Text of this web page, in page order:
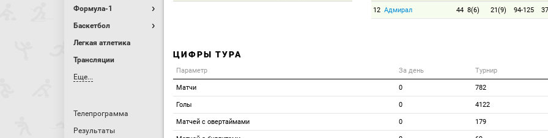
Формула-1
Баскетбол
Легкая атлетика
Трансляции
Еще...
Телепрограмма
Результаты
12 Адмирал 44 8(6) 21(9) 94-125 37
ЦИФРЫ ТУРА
Параметр За день Турнир
Матчи 0 782
Голы 0 4122
Матчей с овертаймами 0 179